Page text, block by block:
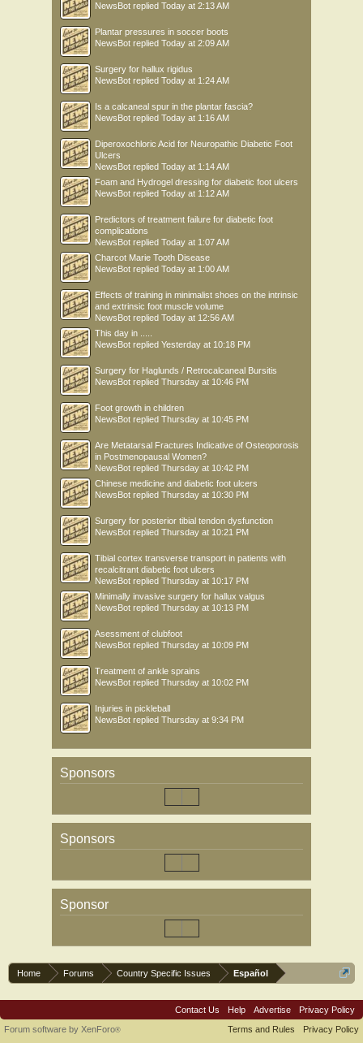
NewsBot replied Today at 2:13 AM
Plantar pressures in soccer boots
NewsBot replied Today at 2:09 AM
Surgery for hallux rigidus
NewsBot replied Today at 1:24 AM
Is a calcaneal spur in the plantar fascia?
NewsBot replied Today at 1:16 AM
Diperoxochloric Acid for Neuropathic Diabetic Foot
Ulcers
NewsBot replied Today at 1:14 AM
Foam and Hydrogel dressing for diabetic foot ulcers
NewsBot replied Today at 1:12 AM
Predictors of treatment failure for diabetic foot
complications
NewsBot replied Today at 1:07 AM
Charcot Marie Tooth Disease
NewsBot replied Today at 1:00 AM
Effects of training in minimalist shoes on the intrinsic
and extrinsic foot muscle volume
NewsBot replied Today at 12:56 AM
This day in .....
NewsBot replied Yesterday at 10:18 PM
Surgery for Haglunds / Retrocalcaneal Bursitis
NewsBot replied Thursday at 10:46 PM
Foot growth in children
NewsBot replied Thursday at 10:45 PM
Are Metatarsal Fractures Indicative of Osteoporosis
in Postmenopausal Women?
NewsBot replied Thursday at 10:42 PM
Chinese medicine and diabetic foot ulcers
NewsBot replied Thursday at 10:30 PM
Surgery for posterior tibial tendon dysfunction
NewsBot replied Thursday at 10:21 PM
Tibial cortex transverse transport in patients with
recalcitrant diabetic foot ulcers
NewsBot replied Thursday at 10:17 PM
Minimally invasive surgery for hallux valgus
NewsBot replied Thursday at 10:13 PM
Asessment of clubfoot
NewsBot replied Thursday at 10:09 PM
Treatment of ankle sprains
NewsBot replied Thursday at 10:02 PM
Injuries in pickleball
NewsBot replied Thursday at 9:34 PM
Sponsors
Sponsors
Sponsor
Home Forums Country Specific Issues Español
Contact Us Help Advertise
Privacy Policy
Terms and Rules
Privacy Policy
Forum software by XenForo®